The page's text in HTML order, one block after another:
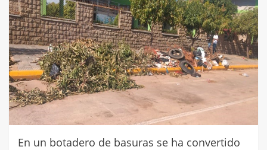
En un botadero de basuras se ha convertido